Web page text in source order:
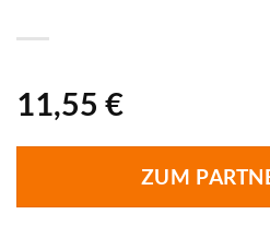
11,55 €
ZUM